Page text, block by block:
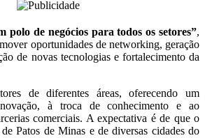
polo de negócios para todos os setores”,
oportunidades de networking, geração
de novas tecnologias e fortalecimento da
de diferentes áreas, oferecendo um
à troca de conhecimento e ao
comerciais. A expectativa é de que o
Patos de Minas e de diversas cidades do